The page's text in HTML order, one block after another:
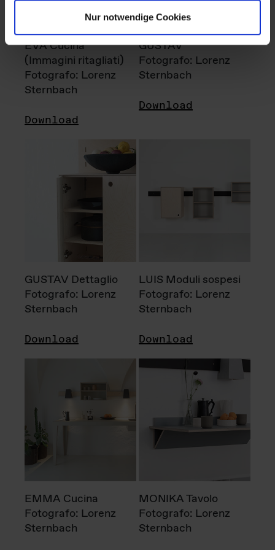
Nur notwendige Cookies
EVA Cucina
(Immagini ritagliati)
Fotografo: Lorenz
Sternbach
Download
GUSTAV
Fotografo: Lorenz
Sternbach
Download
GUSTAV Dettaglio
Fotografo: Lorenz
Sternbach
Download
LUIS Moduli sospesi
Fotografo: Lorenz
Sternbach
Download
EMMA Cucina
Fotografo: Lorenz
Sternbach
MONIKA Tavolo
Fotografo: Lorenz
Sternbach